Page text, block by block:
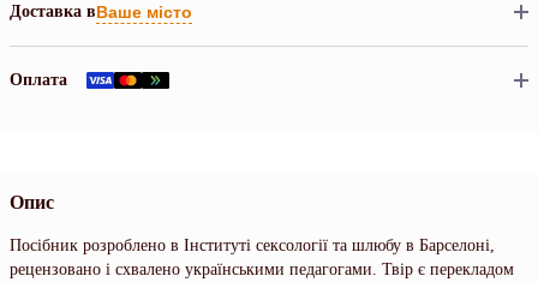
Доставка вВаше місто
Оплата
Опис
Посібник розроблено в Інституті сексології та шлюбу в Барселоні,
рецензовано і схвалено українськими педагогами. Твір є перекладом